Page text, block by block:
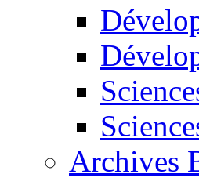
Archives